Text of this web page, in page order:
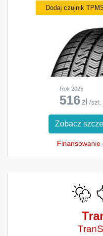
Dodaj czujnik
Rok 2025
516zł /szt.
Zobacz
Finansowanie